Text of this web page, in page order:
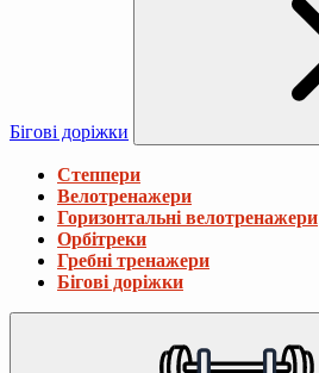
Бігові доріжки
Степпери
Велотренажери
Горизонтальні велотренажери
Орбітреки
Гребні тренажери
Бігові доріжки